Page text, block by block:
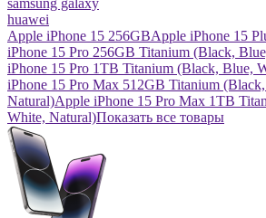
samsung galaxy
huawei
Apple iPhone 15 256GBApple iPhone 15
iPhone 15 Pro 256GB Titanium (Black,
iPhone 15 Pro 1TB Titanium (Black, Blue,
iPhone 15 Pro Max 512GB Titanium
Natural)Apple iPhone 15 Pro Max 1TB
White, Natural)Показать все товары